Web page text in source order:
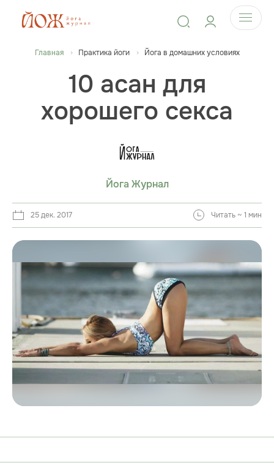
Главная Практика йоги Йога в домашних условиях
10 асан для
хорошего секса
Йога Журнал
25 дек. 2017 Читать ~ 1 мин